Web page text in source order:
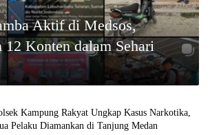
Aktif di Medsos,
12 Konten dalam Sehari
Kampung Rakyat Ungkap Kasus Narkotika,
Pelaku Diamankan di Tanjung Medan